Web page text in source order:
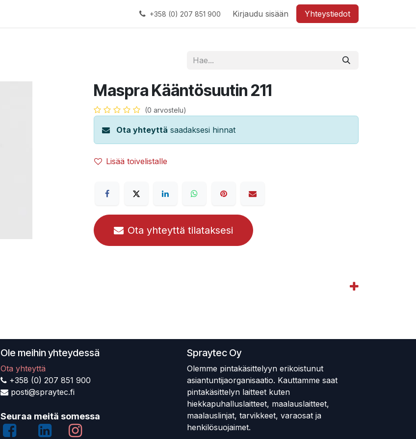
+358 (0) 207 851 900 Kirjaudu sisään Yhteystiedot
Maspra Kääntösuutin 211
(0 arvostelu)
Ota yhteyttä saadaksesi hinnat
Lisää toivelistalle
Ota yhteyttä tilataksesi
Ole meihin yhteydessä
Ota yhteyttä
+358 (0) 207 851 900
posti@spraytec.fi
Seuraa meitä somessa
Spraytec Oy
Olemme pintakäsittelyyn erikoistunut
asiantuntijaorganisaatio. Kauttamme saat
pintakäsittelyn laitteet kuten
hiekkapuhalluslaitteet, maalauslaitteet,
maalauslinjat, tarvikkeet, varaosat ja
henkilösuojaimet.